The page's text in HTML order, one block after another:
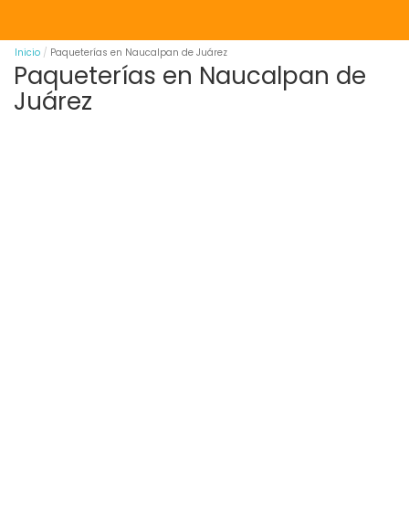
Inicio Paqueterías en Naucalpan de Juárez
Paqueterías en Naucalpan de
Juárez